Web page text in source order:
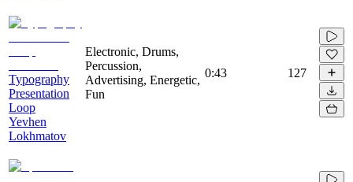
Typography
Presentation
Loop
Yevhen
Lokhmatov
Electronic, Drums,
Percussion,
Advertising, Energetic,
Fun
0:43 127